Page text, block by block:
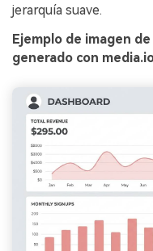
jerarquía suave.
Ejemplo de imagen
generado con